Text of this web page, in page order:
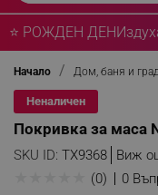
⭐ РОЖДЕН ДЕН
Начало Дом, баня и
Неналичен
Покривка за маса
SKU ID: TX9368 Виж
(0) 0